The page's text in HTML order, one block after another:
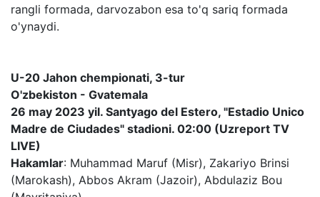
rangli formada, darvozabon esa to'q sariq formada
o'ynaydi.
U-20 Jahon chempionati, 3-tur
O'zbekiston - Gvatemala
26 may 2023 yil. Santyago del Estero, "Estadio Unico
Madre de Ciudades" stadioni. 02:00 (Uzreport TV
LIVE)
Hakamlar: Muhammad Maruf (Misr), Zakariyo Brinsi
(Marokash), Abbos Akram (Jazoir), Abdulaziz Bou